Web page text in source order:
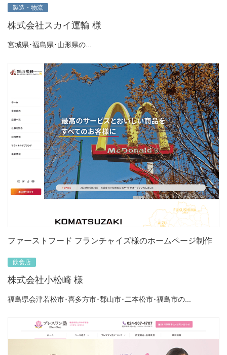
製造・物流
株式会社スカイ運輸 様
宮城県･福島県･山形県の...
ファーストフード フランチャイズ様のホームページ制作
飲食店
株式会社小松崎 様
福島県会津若松市･喜多方市･郡山市･二本松市･福島市の...